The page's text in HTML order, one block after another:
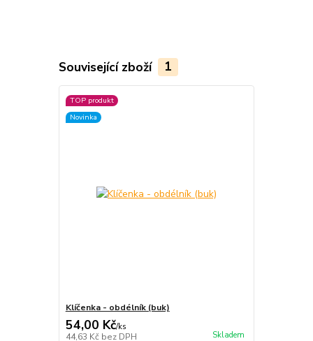
Související zboží 1
TOP produkt
Novinka
Klíčenka - obdélník (buk)
54,00 Kč/ks
44,63 Kč bez DPH Skladem